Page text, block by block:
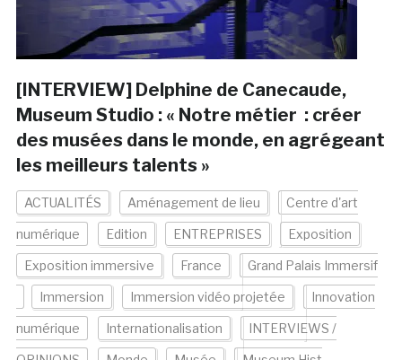
[INTERVIEW] Delphine de Canecaude,
Museum Studio : « Notre métier : créer
des musées dans le monde, en agrégeant
les meilleurs talents »
ACTUALITÉS Aménagement de lieu Centre d'art
numérique Edition ENTREPRISES Exposition
Exposition immersive France Grand Palais Immersif
Immersion Immersion vidéo projetée Innovation
numérique Internationalisation INTERVIEWS /